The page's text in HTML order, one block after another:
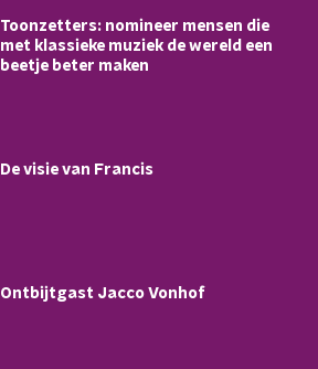
Toonzetters: nomineer mensen die
met klassieke muziek de wereld een
beetje beter maken
De visie van Francis
Ontbijtgast Jacco Vonhof